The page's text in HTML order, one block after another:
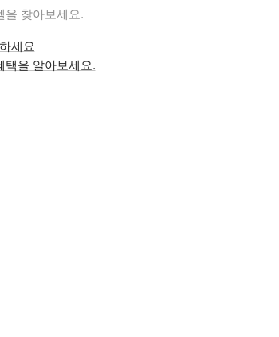
을 찾아보세요.
세요
을 알아보세요.